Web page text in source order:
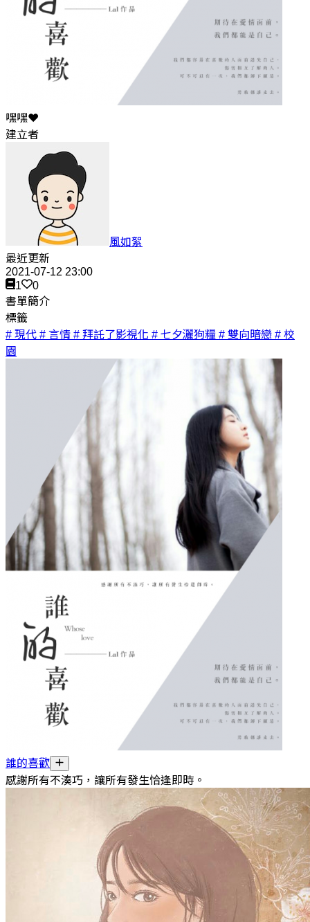
嘿嘿❤️
建立者
風如絮
最近更新
2021-07-12 23:00
1
0
書單簡介
標籤
# 現代 # 言情 # 拜託了影視化 # 七夕灑狗糧 # 雙向暗戀 # 校
園
誰的喜歡
感謝所有不湊巧，讓所有發生恰逢即時。